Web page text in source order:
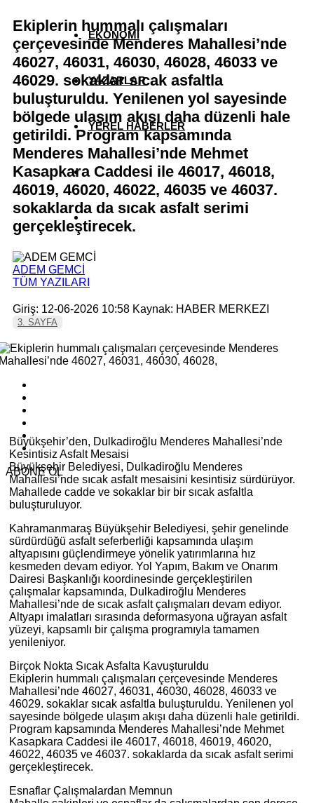
EKONOMİ
YAZARLAR
YEREL HABERLER
Ekiplerin hummalı çalışmaları
çerçevesinde Menderes Mahallesi’nde
46027, 46031, 46030, 46028, 46033 ve
46029. sokaklar sıcak asfaltla
buluşturuldu. Yenilenen yol sayesinde
bölgede ulaşım akışı daha düzenli hale
getirildi. Program kapsamında
Menderes Mahallesi’nde Mehmet
Kasapkara Caddesi ile 46017, 46018,
46019, 46020, 46022, 46035 ve 46037.
sokaklarda da sıcak asfalt serimi
gerçekleştirecek.
ADEM GEMCİ
TÜM YAZILARI
Giriş: 12-06-2026 10:58 Kaynak: HABER MERKEZI
3. SAYFA
ABONE OL
Büyükşehir’den, Dulkadiroğlu Menderes Mahallesi’nde
Kesintisiz Asfalt Mesaisi
Büyükşehir Belediyesi, Dulkadiroğlu Menderes
Mahallesi’nde sıcak asfalt mesaisini kesintisiz sürdürüyor.
Mahallede cadde ve sokaklar bir bir sıcak asfaltla
buluşturuluyor.
Kahramanmaraş Büyükşehir Belediyesi, şehir genelinde
sürdürdüğü asfalt seferberliği kapsamında ulaşım
altyapısını güçlendirmeye yönelik yatırımlarına hız
kesmeden devam ediyor. Yol Yapım, Bakım ve Onarım
Dairesi Başkanlığı koordinesinde gerçekleştirilen
çalışmalar kapsamında, Dulkadiroğlu Menderes
Mahallesi’nde de sıcak asfalt çalışmaları devam ediyor.
Altyapı imalatları sırasında deformasyona uğrayan asfalt
yüzeyi, kapsamlı bir çalışma programıyla tamamen
yenileniyor.
Birçok Nokta Sıcak Asfalta Kavuşturuldu
Ekiplerin hummalı çalışmaları çerçevesinde Menderes
Mahallesi’nde 46027, 46031, 46030, 46028, 46033 ve
46029. sokaklar sıcak asfaltla buluşturuldu. Yenilenen yol
sayesinde bölgede ulaşım akışı daha düzenli hale getirildi.
Program kapsamında Menderes Mahallesi’nde Mehmet
Kasapkara Caddesi ile 46017, 46018, 46019, 46020,
46022, 46035 ve 46037. sokaklarda da sıcak asfalt serimi
gerçekleştirecek.
Esnaflar Çalışmalardan Memnun